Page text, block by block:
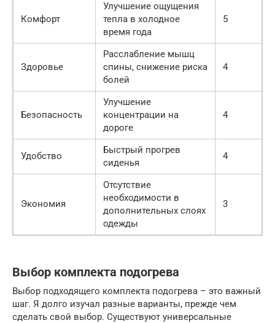
Комфорт
Улучшение ощущения
тепла в холодное
время года
5
Здоровье
Расслабление мышц
спины, снижение риска
болей
4
Безопасность
Улучшение
концентрации на
дороге
4
Удобство
Быстрый прогрев
сиденья
4
Экономия
Отсутствие
необходимости в
дополнительных слоях
одежды
3
Выбор комплекта подогрева
Выбор подходящего комплекта подогрева – это важный
шаг. Я долго изучал разные варианты, прежде чем
сделать свой выбор. Существуют универсальные